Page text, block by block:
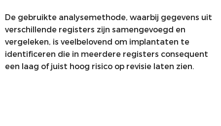
De gebruikte analysemethode, waarbij gegevens uit
verschillende registers zijn samengevoegd en
vergeleken, is veelbelovend om implantaten te
identificeren die in meerdere registers consequent
een laag of juist hoog risico op revisie laten zien.